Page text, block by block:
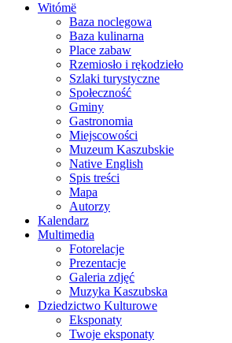
Witómë
Baza noclegowa
Baza kulinarna
Place zabaw
Rzemiosło i rękodzieło
Szlaki turystyczne
Społeczność
Gminy
Gastronomia
Miejscowości
Muzeum Kaszubskie
Native English
Spis treści
Mapa
Autorzy
Kalendarz
Multimedia
Fotorelacje
Prezentacje
Galeria zdjęć
Muzyka Kaszubska
Dziedzictwo Kulturowe
Eksponaty
Twoje eksponaty